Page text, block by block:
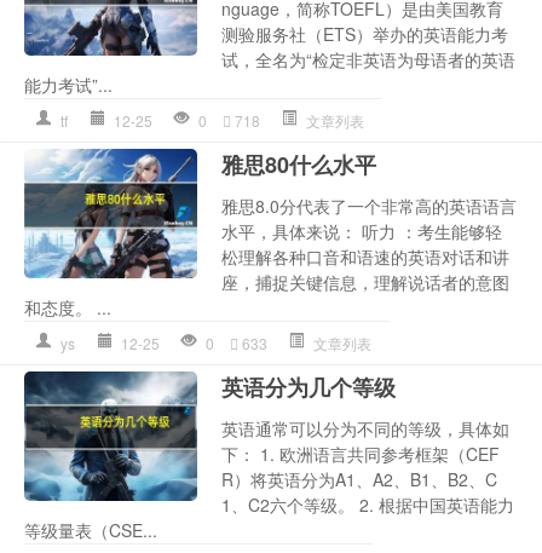
nguage，简称TOEFL）是由美国教育
测验服务社（ETS）举办的英语能力考
试，全名为“检定非英语为母语者的英语
能力考试”...
tf 12-25 0 718 文章列表
雅思80什么水平
雅思8.0分代表了一个非常高的英语语言
水平，具体来说： 听力 ：考生能够轻
松理解各种口音和语速的英语对话和讲
座，捕捉关键信息，理解说话者的意图
和态度。 ...
ys 12-25 0 633 文章列表
英语分为几个等级
英语通常可以分为不同的等级，具体如
下： 1. 欧洲语言共同参考框架（CEF
R）将英语分为A1、A2、B1、B2、C
1、C2六个等级。 2. 根据中国英语能力
等级量表（CSE...